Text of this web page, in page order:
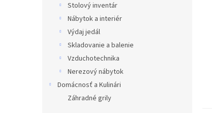
Stolový inventár
Nábytok a interiér
Výdaj jedál
Skladovanie a balenie
Vzduchotechnika
Nerezový nábytok
Domácnosť a Kulinári
Záhradné grily